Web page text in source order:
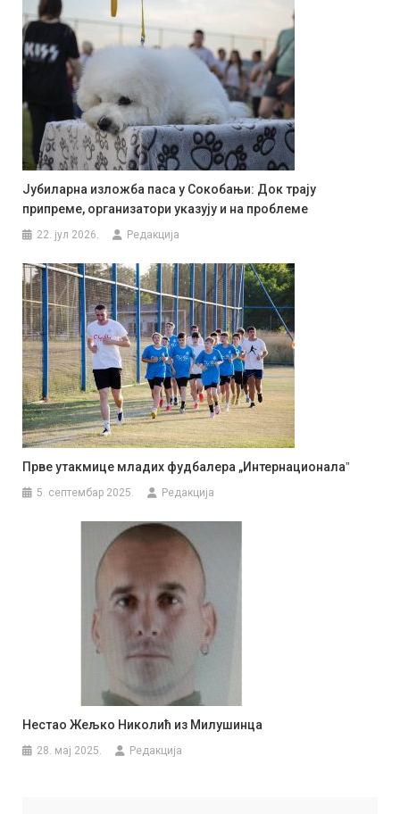
Јубиларна изложба паса у Сокобањи: Док трају
припреме, организатори указују и на проблеме
22. јул 2026. Редакција
Прве утакмице младих фудбалера „Интернационалаˮ
5. септембар 2025. Редакција
Нестао Жељко Николић из Милушинца
28. мај 2025. Редакција